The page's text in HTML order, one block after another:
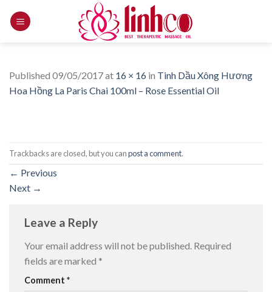
Published 09/05/2017at 16 × 16 in Tinh Dầu Xông Hương
Hoa Hồng La Paris Chai 100ml – Rose Essential Oil
Trackbacks are closed, but you canpost a comment.
← Previous
Next →
Leave a Reply
Your email address will not be published. Required
fields are marked *
Comment *